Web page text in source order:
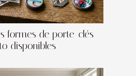
formes de porte-clés
disponibles